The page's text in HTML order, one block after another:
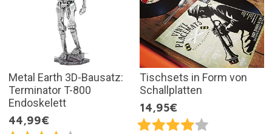
Metal Earth 3D-Bausatz:
Terminator T-800
Endoskelett
44,99€
Tischsets in Form von
Schallplatten
14,95€